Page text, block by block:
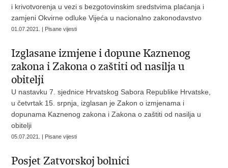
i krivotvorenja u vezi s bezgotovinskim sredstvima plaćanja i
zamjeni Okvirne odluke Vijeća u nacionalno zakonodavstvo
01.07.2021. | Pisane vijesti
Izglasane izmjene i dopune Kaznenog
zakona i Zakona o zaštiti od nasilja u
obitelji
U nastavku 7. sjednice Hrvatskog Sabora Republike Hrvatske,
u četvrtak 15. srpnja, izglasan je Zakon o izmjenama i
dopunama Kaznenog zakona i Zakona o zaštiti od nasilja u
obitelji
05.07.2021. | Pisane vijesti
Posjet Zatvorskoj bolnici